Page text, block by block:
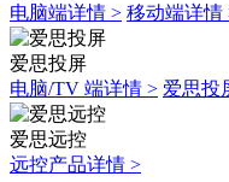
电脑端详情 > 移动端详情
爱思投屏
电脑/TV 端详情 > 爱思投
爱思远控
远控产品详情 >